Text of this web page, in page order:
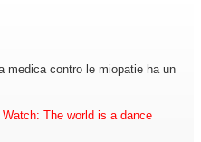
medica contro le miopatie ha un
The world is a dance